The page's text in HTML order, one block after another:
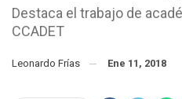
Destaca el trabajo de
CCADET
Leonardo Frías Ene 11, 2018